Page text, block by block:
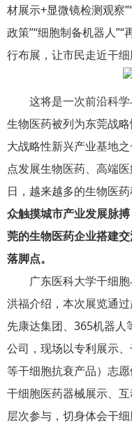
材展示+显微镜检测观察
政策”“细胞制备机器人
行布展，让市民走近干细
这将是一次前沿科学
生物医药被列为东莞战
大战略性新兴产业基地
点发展生物医药、高端
日，越来越多的生物医药
众触摸城市产业发展脉
莞的生物医药企业搭建
落脚点。
广东医科大学干细胞
洪福介绍，本次展览通
先康达集团、365机器
公司，现场以专利展示
等干细胞抗衰产品）志
干细胞医药器械展示、
层次参与，切身体会干